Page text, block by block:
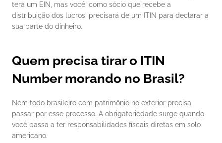
terá um EIN, mas você, como sócio que recebe a
distribuição dos lucros, precisará de um ITIN para declarar a
sua parte do dinheiro.
Quem precisa tirar o ITIN
Number morando no Brasil?
Nem todo brasileiro com patrimônio no exterior precisa
passar por esse processo. A obrigatoriedade surge quando
você passa a ter responsabilidades fiscais diretas em solo
americano.